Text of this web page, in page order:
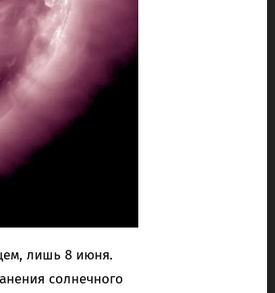
лишь 8 июня.
солнечного